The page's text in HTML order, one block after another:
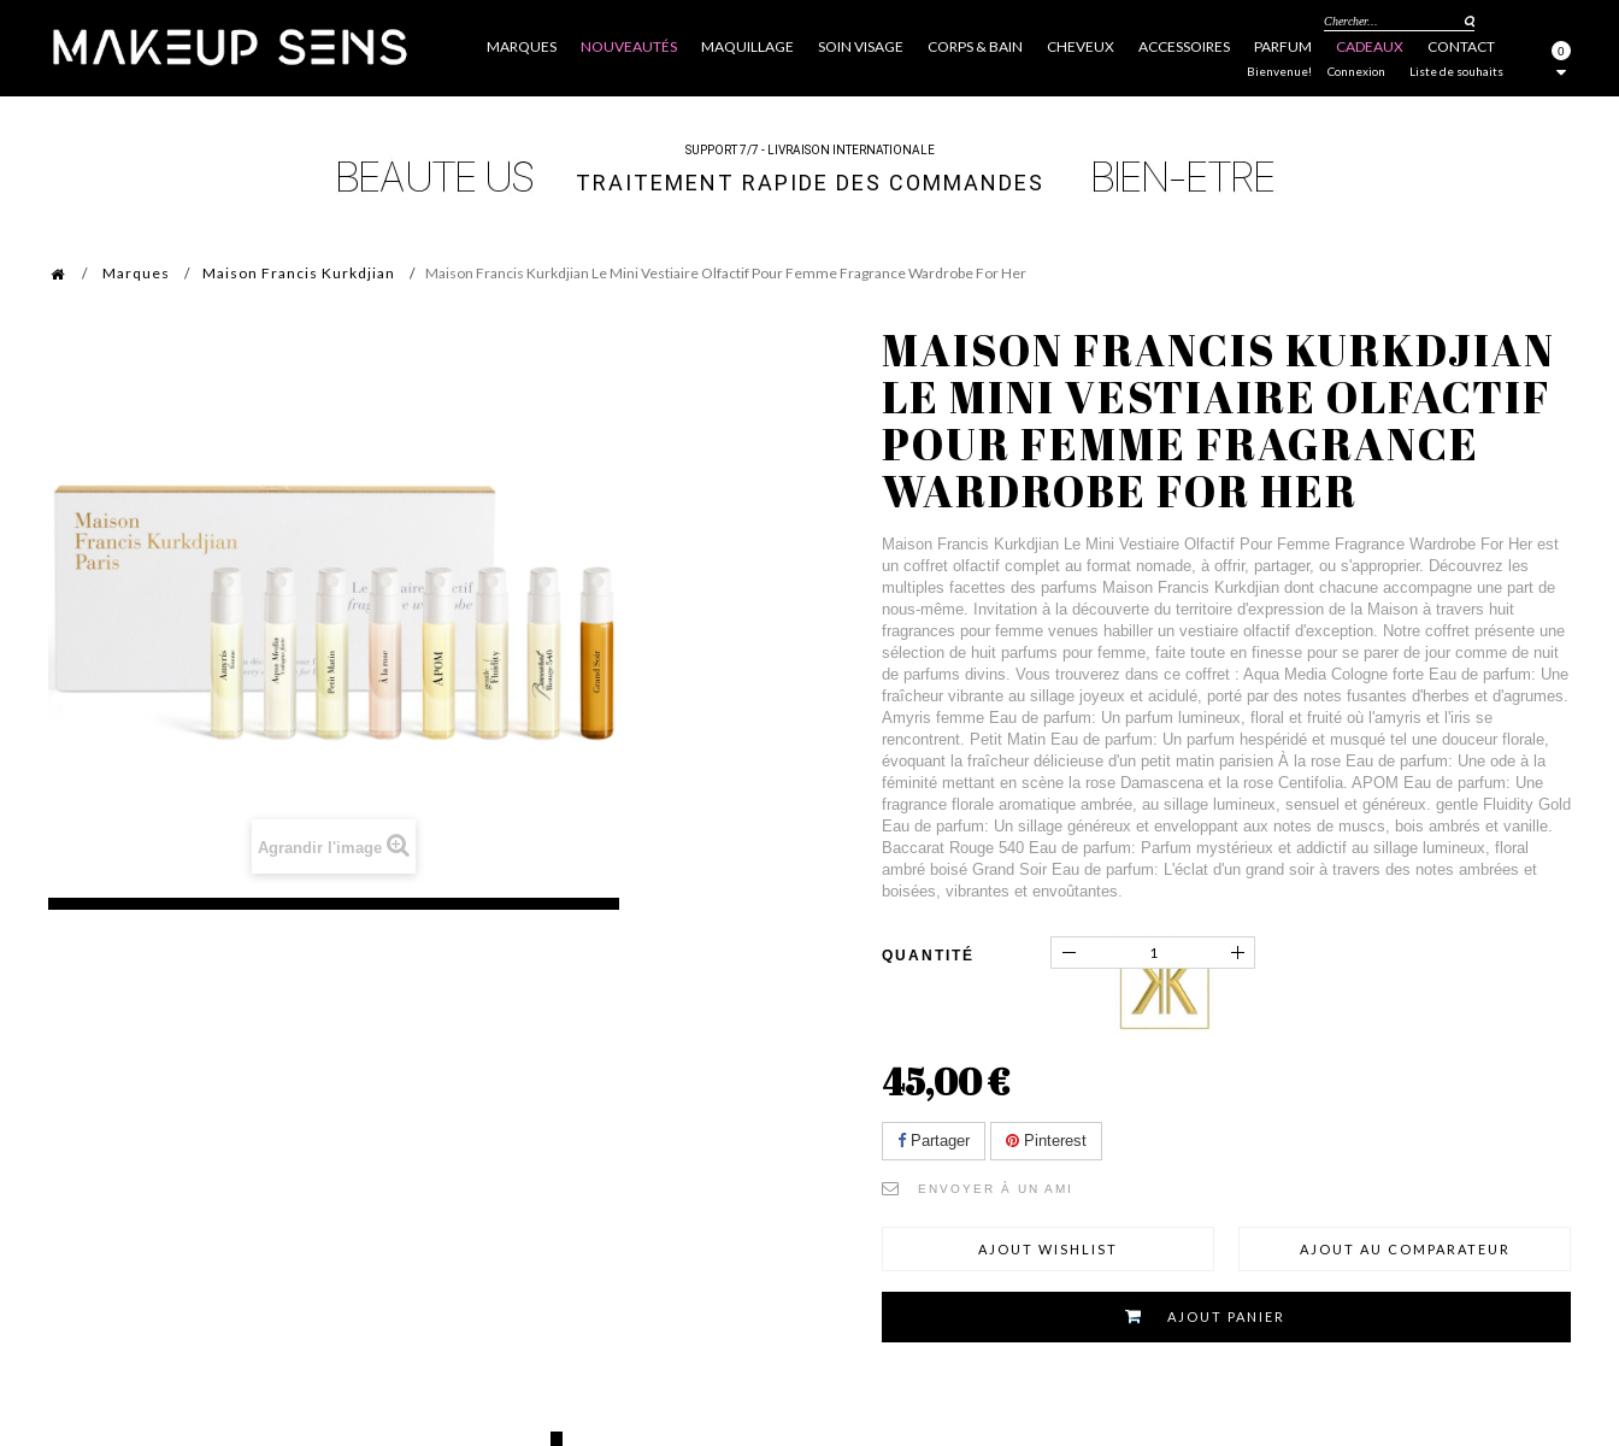
Catégories MARQUES NOUVEAUTÉS MAQUILLAGE SOIN VISAGE CORPS & BAIN CHEVEUX ACCESSOIRES PARFUM CADEAUX CONTACT
Chercher...
0
Liste de souhaits
Bienvenue! Connexion
SUPPORT 7/7 - LIVRAISON INTERNATIONALE
TRAITEMENT RAPIDE DES COMMANDES
Marques Maison Francis Kurkdjian Maison Francis Kurkdjian Le Mini Vestiaire Olfactif Pour Femme Fragrance Wardrobe For Her
Agrandir l'image
MAISON FRANCIS KURKDJIAN
LE MINI VESTIAIRE OLFACTIF
POUR FEMME FRAGRANCE
WARDROBE FOR HER
Maison Francis Kurkdjian Le Mini Vestiaire Olfactif Pour Femme Fragrance Wardrobe For Her est
un coffret olfactif complet au format nomade, à offrir, partager, ou s'approprier. Découvrez les
multiples facettes des parfums Maison Francis Kurkdjian dont chacune accompagne une part de
nous-même. Invitation à la découverte du territoire d'expression de la Maison à travers huit
fragrances pour femme venues habiller un vestiaire olfactif d'exception. Notre coffret présente une
sélection de huit parfums pour femme, faite toute en finesse pour se parer de jour comme de nuit
de parfums divins. Vous trouverez dans ce coffret : Aqua Media Cologne forte Eau de parfum: Une
fraîcheur vibrante au sillage joyeux et acidulé, porté par des notes fusantes d'herbes et d'agrumes.
Amyris femme Eau de parfum: Un parfum lumineux, floral et fruité où l'amyris et l'iris se
rencontrent. Petit Matin Eau de parfum: Un parfum hespéridé et musqué tel une douceur florale,
évoquant la fraîcheur délicieuse d'un petit matin parisien À la rose Eau de parfum: Une ode à la
féminité mettant en scène la rose Damascena et la rose Centifolia. APOM Eau de parfum: Une
fragrance florale aromatique ambrée, au sillage lumineux, sensuel et généreux. gentle Fluidity Gold
Eau de parfum: Un sillage généreux et enveloppant aux notes de muscs, bois ambrés et vanille.
Baccarat Rouge 540 Eau de parfum: Parfum mystérieux et addictif au sillage lumineux, floral
ambré boisé Grand Soir Eau de parfum: L'éclat d'un grand soir à travers des notes ambrées et
boisées, vibrantes et envoûtantes.
QUANTITÉ
45,00 €
Partager Pinterest
ENVOYER À UN AMI
AJOUT WISHLIST AJOUT AU COMPARATEUR
AJOUT PANIER